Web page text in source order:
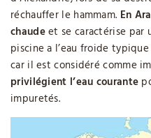
réchauffer le hammam. En
chaudeet se caractérise par
piscine a l’eau froide
car il est considéré comme
privilégient l’eau courante
impuretés.